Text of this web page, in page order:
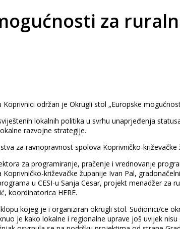
za
održan je Okrugli stol „Europske
lokalnih politika u svrhu unaprjeđenja
razvojne strategije.
za ravnopravnost spolova Koprivničko-križevačke
za programiranje, pračenje i vrednovanje
križevačke županije Ivan Pal,
u CESI-u Sanja Cesar, projekt menadžer za
koordinatorica HERE.
kojeg je i organiziran okrugli stol. Sudionici/ce
je kako lokalne i regionalne uprave još uvijek